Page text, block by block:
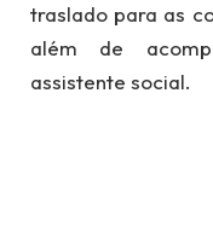
traslado para as
além de
assistente social.